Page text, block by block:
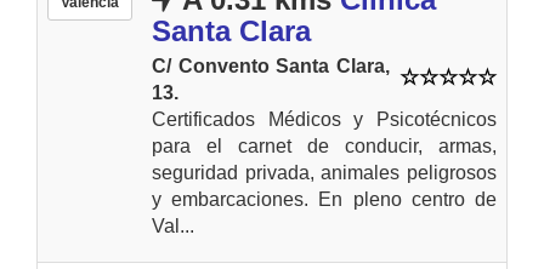
Santa Clara
C/ Convento Santa Clara,
13.
Certificados Médicos y Psicotécnicos
para el carnet de conducir, armas,
seguridad privada, animales peligrosos
y embarcaciones. En pleno centro de
Val...